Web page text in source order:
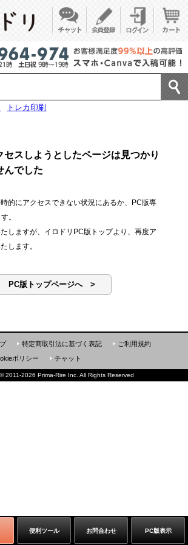
トレカ印刷
セスしようとしたページは見つかり
んでした
的にアクセスできない状況にあるか、PC版専
。
しますが、イロドリPC版トップより、再度ア
します。
PC版トップページへ >
便利ツール お問合わせ PC版表示
特定商取引法に基づく表記
ご利用規約
ポリシー チャット
©2011-2026 Prima-Rire Inc. All Rights Reserved